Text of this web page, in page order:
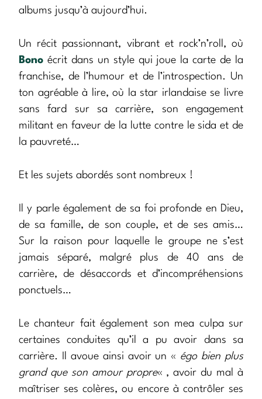
albums jusqu’à aujourd’hui.
Un récit passionnant, vibrant et rock’n’roll, où
Bono écrit dans un style qui joue la carte de la
franchise, de l’humour et de l’introspection. Un
ton agréable à lire, où la star irlandaise se livre
sans fard sur sa carrière, son engagement
militant en faveur de la lutte contre le sida et de
la pauvreté…
Et les sujets abordés sont nombreux !
Il y parle également de sa foi profonde en Dieu,
de sa famille, de son couple, et de ses amis…
Sur la raison pour laquelle le groupe ne s’est
jamais séparé, malgré plus de 40 ans de
carrière, de désaccords et d’incompréhensions
ponctuels…
Le chanteur fait également son mea culpa sur
certaines conduites qu’il a pu avoir dans sa
carrière. Il avoue ainsi avoir un « égo bien plus
grand que son amour propre« , avoir du mal à
maîtriser ses colères, ou encore à contrôler ses